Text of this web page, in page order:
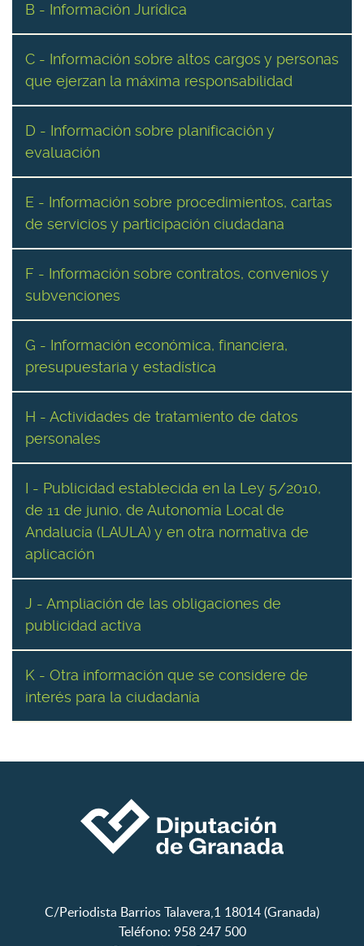
B - Información Jurídica
C - Información sobre altos cargos y personas
que ejerzan la máxima responsabilidad
D - Información sobre planificación y
evaluación
E - Información sobre procedimientos, cartas
de servicios y participación ciudadana
F - Información sobre contratos, convenios y
subvenciones
G - Información económica, financiera,
presupuestaria y estadística
H - Actividades de tratamiento de datos
personales
I - Publicidad establecida en la Ley 5/2010,
de 11 de junio, de Autonomía Local de
Andalucía (LAULA) y en otra normativa de
aplicación
J - Ampliación de las obligaciones de
publicidad activa
K - Otra información que se considere de
interés para la ciudadanía
C/Periodista Barrios Talavera,1 18014 (Granada)
Teléfono: 958 247 500